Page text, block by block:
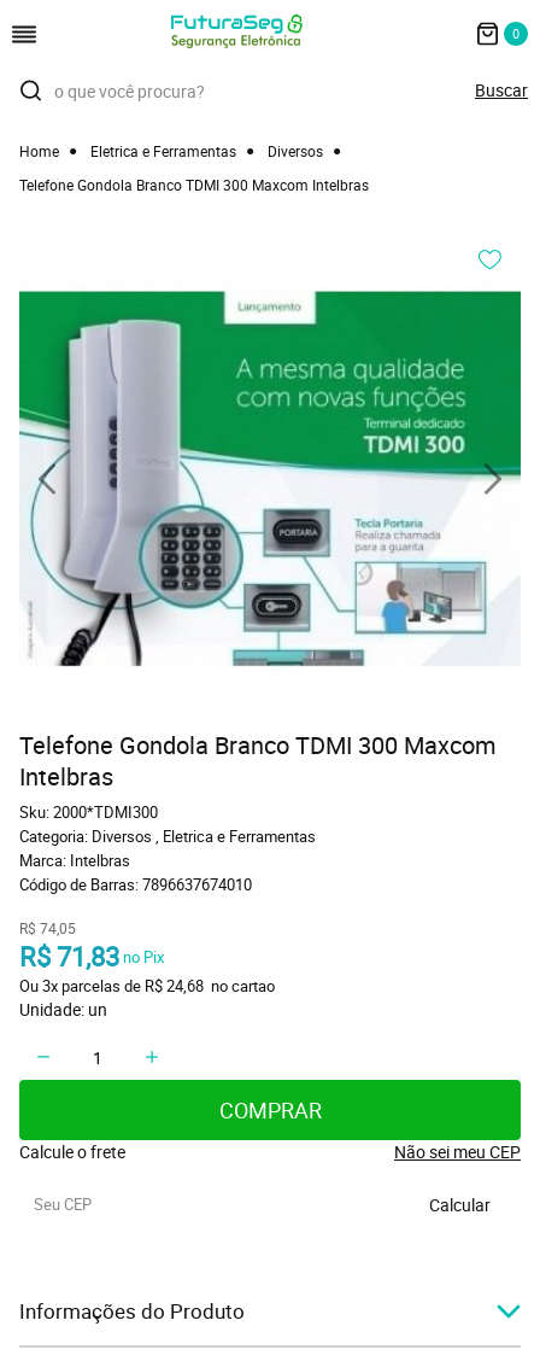
0
Home Eletrica e Ferramentas
Diversos
Telefone Gondola Branco TDMI 300 Maxcom Intelbras
Telefone Gondola Branco TDMI 300 Maxcom
Intelbras
Sku:2000*TDMI300
Categoria: Diversos , Eletrica e Ferramentas
Marca: Intelbras
Código de Barras:7896637674010
R$ 74,05
R$ 71,83 no Pix
Ou 3x parcelas de R$ 24,68 no cartao
Unidade: un
COMPRAR
Calcule o frete Não sei meu CEP
Calcular
Informações do Produto